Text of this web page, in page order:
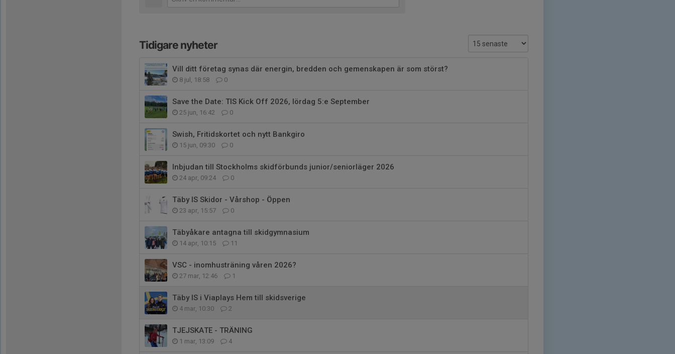
Tidigare nyheter
Vill ditt företag synas där energin, bredden och gemenskapen är som störst?
8 jul, 18:58 0
Save the Date: TIS Kick Off 2026, lördag 5:e September
25 jun, 16:42 0
Swish, Fritidskortet och nytt Bankgiro
15 jun, 09:30 0
Inbjudan till Stockholms skidförbunds junior/seniorläger 2026
24 apr, 09:24 0
Täby IS Skidor - Vårshop - Öppen
23 apr, 15:57 0
Täbyåkare antagna till skidgymnasium
14 apr, 10:15 11
VSC - inomhusträning våren 2026?
27 mar, 12:46 1
Täby IS i Viaplays Hem till skidsverige
4 mar, 10:30 2
TJEJSKATE - TRÄNING
1 mar, 13:09 4